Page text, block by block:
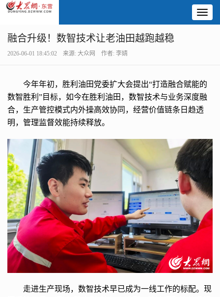
融合升级！数智技术让老油田越跑越稳
2026-06-01 18:45:02 来源: 大众网 作者: 李婧
今年年初，胜利油田党委扩大会提出“打造融合赋能的
数智胜利”目标，如今在胜利油田，数智技术与业务深度融
合，生产管控模式内外操高效协同，经营价值链条日趋透
明，管理监督效能持续释放。
走进生产现场，数智技术早已成为一线工作的标配。现